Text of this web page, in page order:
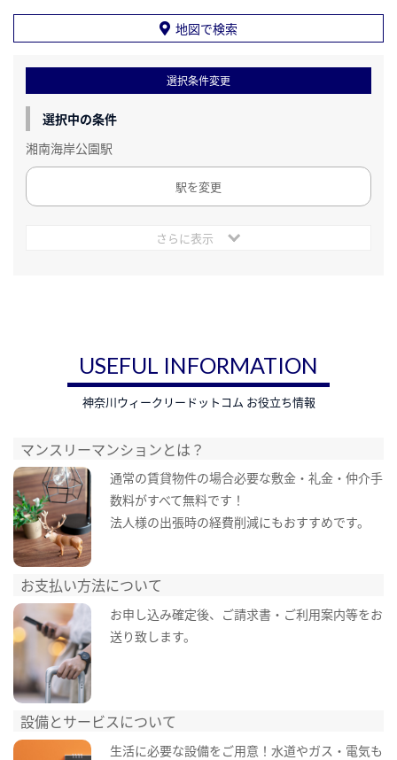
地図で検索
選択条件変更
選択中の条件
湘南海岸公園駅
駅を変更
さらに表示
USEFUL INFORMATION
神奈川ウィークリードットコム お役立ち情報
マンスリーマンションとは？
通常の賃貸物件の場合必要な敷金・礼金・仲介手
数料がすべて無料です！
法人様の出張時の経費削減にもおすすめです。
お支払い方法について
お申し込み確定後、ご請求書・ご利用案内等をお
送り致します。
設備とサービスについて
生活に必要な設備をご用意！水道やガス・電気も